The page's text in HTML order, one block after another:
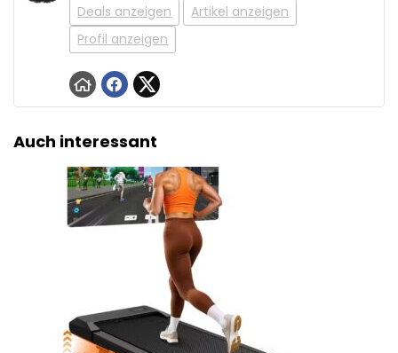
Deals anzeigen
Artikel anzeigen
Profil anzeigen
Auch interessant